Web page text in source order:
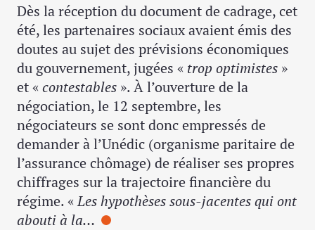
Dès la réception du document de cadrage, cet
été, les partenaires sociaux avaient émis des
doutes au sujet des prévisions économiques
du gouvernement, jugées « trop optimistes »
et « contestables ». À l’ouverture de la
négociation, le 12 septembre, les
négociateurs se sont donc empressés de
demander à l’Unédic (organisme paritaire de
l’assurance chômage) de réaliser ses propres
chiffrages sur la trajectoire financière du
régime. «Les hypothèses sous-jacentes qui ont
abouti à la…